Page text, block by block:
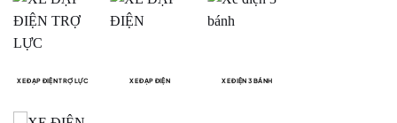
XE ĐẠP ĐIỆN TRỢ LỰC XE ĐẠP ĐIỆN XE ĐIỆN 3 BÁNH